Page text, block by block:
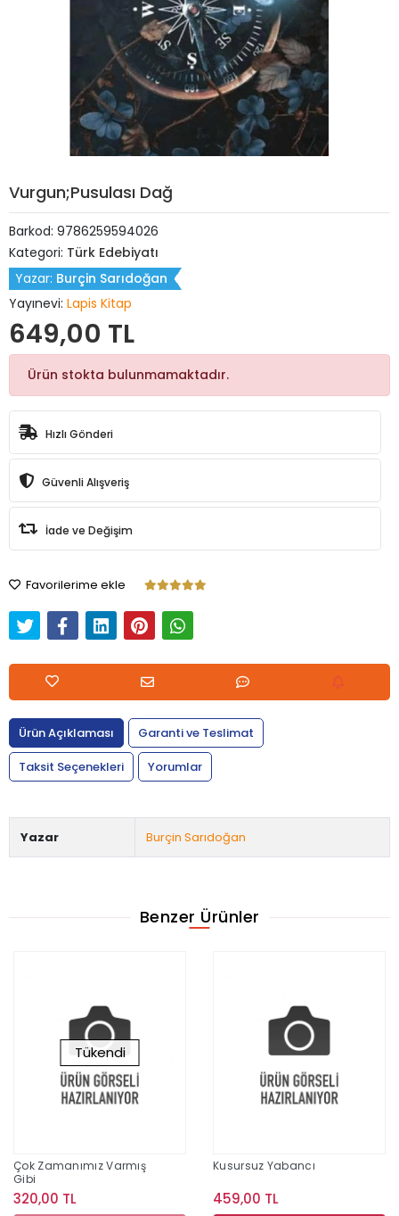
Vurgun;Pusulası Dağ
Barkod: 9786259594026
Kategori: Türk Edebiyatı
Yazar: Burçin Sarıdoğan
Yayınevi: Lapis Kitap
649,00 TL
Ürün stokta bulunmamaktadır.
Hızlı Gönderi
Güvenli Alışveriş
İade ve Değişim
Favorilerime ekle
Ürün Açıklaması
Garanti ve Teslimat
Taksit Seçenekleri
Yorumlar
Yazar Burçin Sarıdoğan
Benzer Ürünler
Tükendi
Çok Zamanımız Varmış
Gibi
320,00 TL
Kusursuz Yabancı
459,00 TL